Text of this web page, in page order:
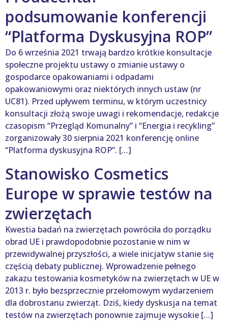
podsumowanie konferencji
“Platforma Dyskusyjna ROP”
Do 6 września 2021 trwają bardzo krótkie konsultacje
społeczne projektu ustawy o zmianie ustawy o
gospodarce opakowaniami i odpadami
opakowaniowymi oraz niektórych innych ustaw (nr
UC81). Przed upływem terminu, w którym uczestnicy
konsultacji złożą swoje uwagi i rekomendacje, redakcje
czasopism “Przegląd Komunalny” i “Energia i recykling”
zorganizowały 30 sierpnia 2021 konferencję online
“Platforma dyskusyjna ROP”. […]
Stanowisko Cosmetics
Europe w sprawie testów na
zwierzętach
Kwestia badań na zwierzętach powróciła do porządku
obrad UE i prawdopodobnie pozostanie w nim w
przewidywalnej przyszłości, a wiele inicjatyw stanie się
częścią debaty publicznej. Wprowadzenie pełnego
zakazu testowania kosmetyków na zwierzętach w UE w
2013 r. było bezsprzecznie przełomowym wydarzeniem
dla dobrostanu zwierząt. Dziś, kiedy dyskusja na temat
testów na zwierzętach ponownie zajmuje wysokie […]